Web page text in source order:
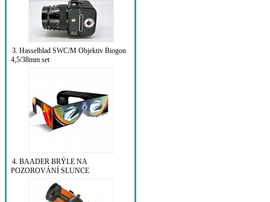
3. Hasselblad SWC/M Objektiv Biogon
4,5/38mm set
4. BAADER BRÝLE NA
POZOROVÁNÍ SLUNCE